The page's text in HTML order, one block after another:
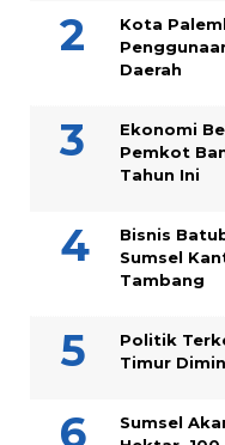
Kota
Daerah
Ekonomi
Pemkot
Tahun Ini
Bisnis
Sumsel
Tambang
Politik
Timur
Sumsel